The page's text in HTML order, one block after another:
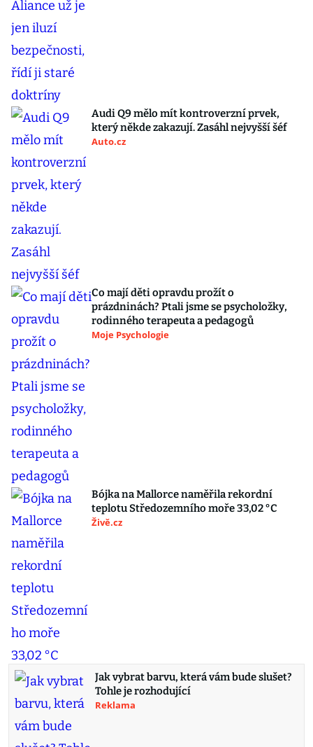
Audi Q9 mělo mít kontroverzní prvek,
který někde zakazují. Zasáhl nejvyšší šéf
Auto.cz
Co mají děti opravdu prožít o
prázdninách? Ptali jsme se psycholožky,
rodinného terapeuta a pedagogů
Moje Psychologie
Bójka na Mallorce naměřila rekordní
teplotu Středozemního moře 33,02 °C
Živě.cz
Jak vybrat barvu, která vám bude slušet?
Tohle je rozhodující
Reklama